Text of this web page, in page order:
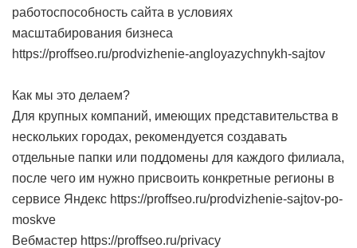
работоспособность сайта в условиях
масштабирования бизнеса
https://proffseo.ru/prodvizhenie-angloyazychnykh-sajtov
Как мы это делаем?
Для крупных компаний, имеющих представительства в
нескольких городах, рекомендуется создавать
отдельные папки или поддомены для каждого филиала,
после чего им нужно присвоить конкретные регионы в
сервисе Яндекс https://proffseo.ru/prodvizhenie-sajtov-po-
moskve
Вебмастер https://proffseo.ru/privacy